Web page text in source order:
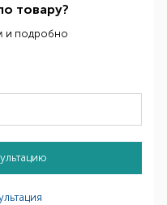
товару?
и подробно